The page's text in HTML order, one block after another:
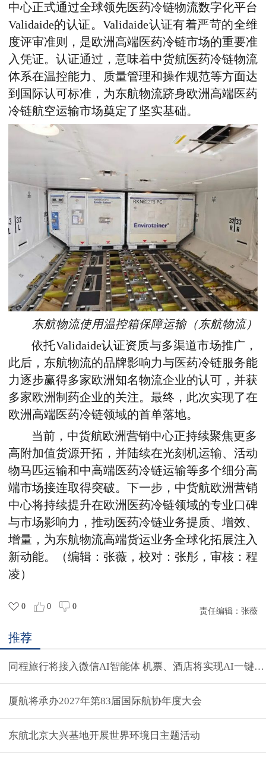
中心正式通过全球领先医药冷链物流数字化平台
Validaide的认证。Validaide认证有着严苛的全维
度评审准则，是欧洲高端医药冷链市场的重要准
入凭证。认证通过，意味着中货航医药冷链物流
体系在温控能力、质量管理和操作规范等方面达
到国际认可标准，为东航物流跻身欧洲高端医药
冷链航空运输市场奠定了坚实基础。
东航物流使用温控箱保障运输（东航物流）
依托Validaide认证资质与多渠道市场推广，
此后，东航物流的品牌影响力与医药冷链服务能
力逐步赢得多家欧洲知名物流企业的认可，并获
多家欧洲制药企业的关注。最终，此次实现了在
欧洲高端医药冷链领域的首单落地。
当前，中货航欧洲营销中心正持续聚焦更多
高附加值货源开拓，并陆续在光刻机运输、活动
物马匹运输和中高端医药冷链运输等多个细分高
端市场接连取得突破。下一步，中货航欧洲营销
中心将持续提升在欧洲医药冷链领域的专业口碑
与市场影响力，推动医药冷链业务提质、增效、
增量，为东航物流高端货运业务全球化拓展注入
新动能。（编辑：张薇，校对：张彤，审核：程
凌）
0 0 0
责任编辑： 张薇
推荐
同程旅行将接入微信AI智能体 机票、酒店将实现AI一键
厦航将承办2027年第83届国际航协年度大会
东航北京大兴基地开展世界环境日主题活动